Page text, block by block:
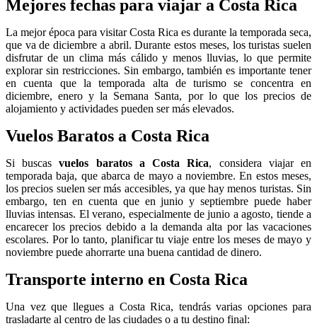
Mejores fechas para viajar a Costa Rica
La mejor época para visitar Costa Rica es durante la temporada seca,
que va de diciembre a abril. Durante estos meses, los turistas suelen
disfrutar de un clima más cálido y menos lluvias, lo que permite
explorar sin restricciones. Sin embargo, también es importante tener
en cuenta que la temporada alta de turismo se concentra en
diciembre, enero y la Semana Santa, por lo que los precios de
alojamiento y actividades pueden ser más elevados.
Vuelos Baratos a Costa Rica
Si buscasvuelos baratos a Costa Rica, considera viajar en
temporada baja, que abarca de mayo a noviembre. En estos meses,
los precios suelen ser más accesibles, ya que hay menos turistas. Sin
embargo, ten en cuenta que en junio y septiembre puede haber
lluvias intensas. El verano, especialmente de junio a agosto, tiende a
encarecer los precios debido a la demanda alta por las vacaciones
escolares. Por lo tanto, planificar tu viaje entre los meses de mayo y
noviembre puede ahorrarte una buena cantidad de dinero.
Transporte interno en Costa Rica
Una vez que llegues a Costa Rica, tendrás varias opciones para
trasladarte al centro de las ciudades o a tu destino final: